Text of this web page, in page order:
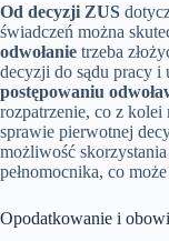
Od decyzji ZUS
świadczeń można
odwołanie trzeba
decyzji do sądu pracy i
postępowaniu
rozpatrzenie, co z kolei
sprawie pierwotnej
możliwość
pełnomocnika, co
Opodatkowanie i